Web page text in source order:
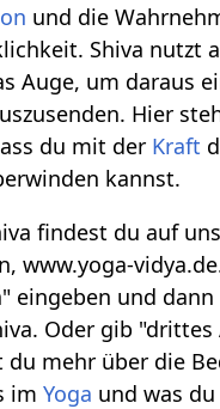
und die
Shiva nutzt
Auge, um daraus
Hier
du mit der Kraft
kannst.
findest du auf
www.yoga-
eingeben und
Oder gib "drittes
du mehr über die
imYoga und was